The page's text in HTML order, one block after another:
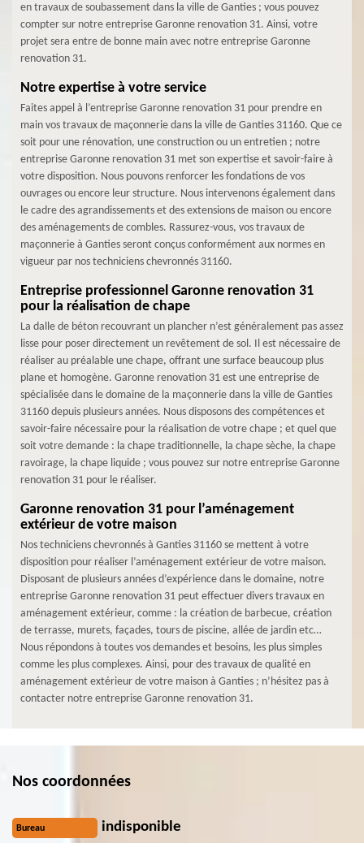
en travaux de soubassement dans la ville de Ganties ; vous pouvez
compter sur notre entreprise Garonne renovation 31. Ainsi, votre
projet sera entre de bonne main avec notre entreprise Garonne
renovation 31.
Notre expertise à votre service
Faites appel à l’entreprise Garonne renovation 31 pour prendre en
main vos travaux de maçonnerie dans la ville de Ganties 31160. Que ce
soit pour une rénovation, une construction ou un entretien ; notre
entreprise Garonne renovation 31 met son expertise et savoir-faire à
votre disposition. Nous pouvons renforcer les fondations de vos
ouvrages ou encore leur structure. Nous intervenons également dans
le cadre des agrandissements et des extensions de maison ou encore
des aménagements de combles. Rassurez-vous, vos travaux de
maçonnerie à Ganties seront conçus conformément aux normes en
vigueur par nos techniciens chevronnés 31160.
Entreprise professionnel Garonne renovation 31
pour la réalisation de chape
La dalle de béton recouvrant un plancher n’est généralement pas assez
lisse pour poser directement un revêtement de sol. Il est nécessaire de
réaliser au préalable une chape, offrant une surface beaucoup plus
plane et homogène. Garonne renovation 31 est une entreprise de
spécialisée dans le domaine de la maçonnerie dans la ville de Ganties
31160 depuis plusieurs années. Nous disposons des compétences et
savoir-faire nécessaire pour la réalisation de votre chape ; et quel que
soit votre demande : la chape traditionnelle, la chape sèche, la chape
ravoirage, la chape liquide ; vous pouvez sur notre entreprise Garonne
renovation 31 pour le réaliser.
Garonne renovation 31 pour l’aménagement
extérieur de votre maison
Nos techniciens chevronnés à Ganties 31160 se mettent à votre
disposition pour réaliser l’aménagement extérieur de votre maison.
Disposant de plusieurs années d’expérience dans le domaine, notre
entreprise Garonne renovation 31 peut effectuer divers travaux en
aménagement extérieur, comme : la création de barbecue, création
de terrasse, murets, façades, tours de piscine, allée de jardin etc…
Nous répondons à toutes vos demandes et besoins, les plus simples
comme les plus complexes. Ainsi, pour des travaux de qualité en
aménagement extérieur de votre maison à Ganties ; n’hésitez pas à
contacter notre entreprise Garonne renovation 31.
Nos coordonnées
Bureau indisponible